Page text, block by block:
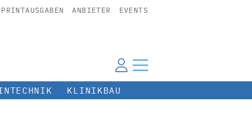
PRINTAUSGABEN ANBIETER EVENTS
KLINIKBAU